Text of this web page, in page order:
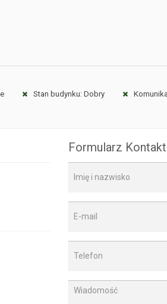
Stan budynku: Dobry
Formularz